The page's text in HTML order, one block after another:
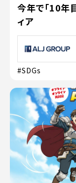
今年で「10年
ィア
#SDGs